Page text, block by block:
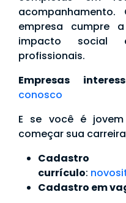
empresa cumpre
impacto social
profissionais.
Empresas
conosco
E se você é
começar sua
currículo:
Cadastro em